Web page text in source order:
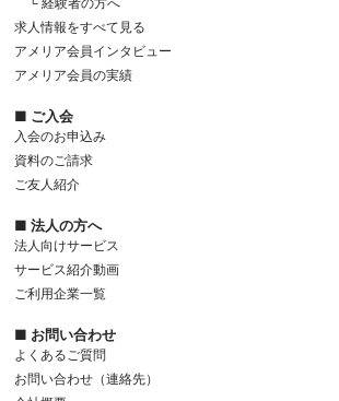
求人情報をすべて見る
アメリア会員インタビュー
アメリア会員の実績
■ ご入会
入会のお申込み
資料のご請求
ご友人紹介
■ 法人の方へ
法人向けサービス
サービス紹介動画
ご利用企業一覧
■ お問い合わせ
よくあるご質問
お問い合わせ（連絡先）